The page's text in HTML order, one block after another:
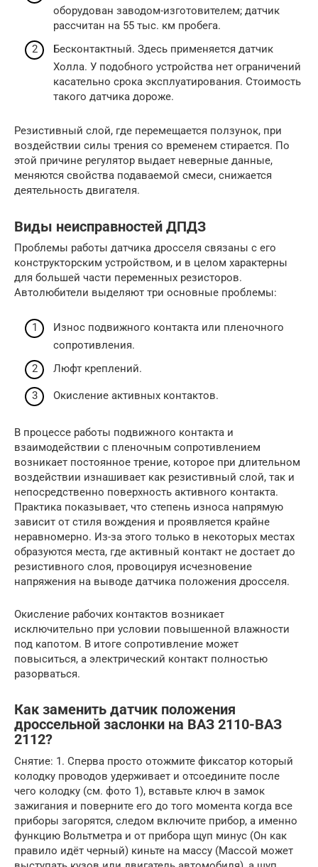
оборудован заводом-изготовителем; датчик
рассчитан на 55 тыс. км пробега.
Бесконтактный. Здесь применяется датчик
Холла. У подобного устройства нет ограничений
касательно срока эксплуатирования. Стоимость
такого датчика дороже.
Резистивный слой, где перемещается ползунок, при
воздействии силы трения со временем стирается. По
этой причине регулятор выдает неверные данные,
меняются свойства подаваемой смеси, снижается
деятельность двигателя.
Виды неисправностей ДПДЗ
Проблемы работы датчика дросселя связаны с его
конструкторским устройством, и в целом характерны
для большей части переменных резисторов.
Автолюбители выделяют три основные проблемы:
Износ подвижного контакта или пленочного
сопротивления.
Люфт креплений.
Окисление активных контактов.
В процессе работы подвижного контакта и
взаимодействии с пленочным сопротивлением
возникает постоянное трение, которое при длительном
воздействии изнашивает как резистивный слой, так и
непосредственно поверхность активного контакта.
Практика показывает, что степень износа напрямую
зависит от стиля вождения и проявляется крайне
неравномерно. Из-за этого только в некоторых местах
образуются места, где активный контакт не достает до
резистивного слоя, провоцируя исчезновение
напряжения на выводе датчика положения дросселя.
Окисление рабочих контактов возникает
исключительно при условии повышенной влажности
под капотом. В итоге сопротивление может
повыситься, а электрический контакт полностью
разорваться.
Как заменить датчик положения
дроссельной заслонки на ВАЗ 2110-ВАЗ
2112?
Снятие: 1. Сперва просто отожмите фиксатор который
колодку проводов удерживает и отсоедините после
чего колодку (см. фото 1), вставьте ключ в замок
зажигания и поверните его до того момента когда все
приборы загорятся, следом включите прибор, а именно
функцию Вольтметра и от прибора щуп минус (Он как
правило идёт черный) киньте на массу (Массой может